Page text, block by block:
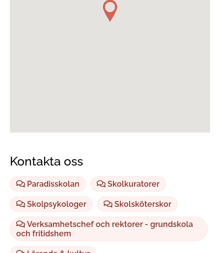
Kontakta oss
Paradisskolan Skolkuratorer
Skolpsykologer Skolsköterskor
Verksamhetschef och rektorer - grundskola
och fritidshem